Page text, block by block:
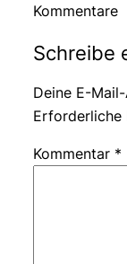
Kommentare
Schreibe
Deine E-
Erforderliche
Kommentar *